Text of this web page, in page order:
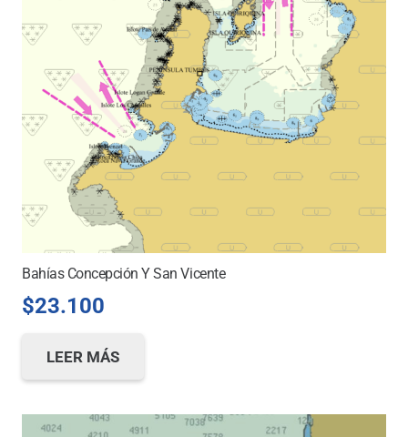
Bahías Concepción Y San Vicente
$23.100
LEER MÁS